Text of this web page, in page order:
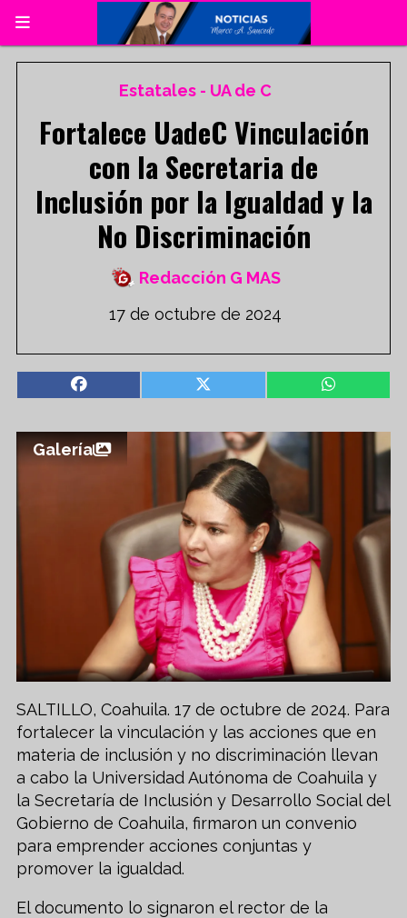
Fortalece UadeC Vinculación
con la Secretaria de
Inclusión por la Igualdad y la
No Discriminación
Estatales - UA de C
17 de octubre de 2024
Redacción G MAS
Galería
SALTILLO, Coahuila. 17 de octubre de 2024. Para
fortalecer la vinculación y las acciones que en
materia de inclusión y no discriminación llevan
a cabo la Universidad Autónoma de Coahuila y
la Secretaría de Inclusión y Desarrollo Social del
Gobierno de Coahuila, firmaron un convenio
para emprender acciones conjuntas y
promover la igualdad.
El documento lo signaron el rector de la